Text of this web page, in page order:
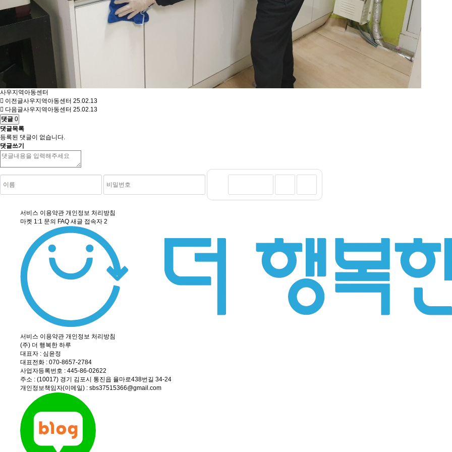
사우지역아동센터
이전글사우지역아동센터 25.02.13
다음글사우지역아동센터 25.02.13
댓글 0
댓글목록
등록된 댓글이 없습니다.
댓글쓰기
서비스 이용약관 개인정보 처리방침
마켓 1:1 문의 FAQ 새글 접속자 2
서비스 이용약관 개인정보 처리방침
(주) 더 행복한 하루
대표자 : 심윤정
대표전화 : 070-8657-2784
사업자등록번호 : 445-86-02622
주소 : (10017) 경기 김포시 통진읍 율마로438번길 34-24
개인정보책임자(이메일) : sbs37515366@gmail.com